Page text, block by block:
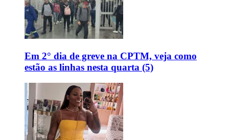
Em 2° dia de greve na CPTM, veja como
estão as linhas nesta quarta (5)